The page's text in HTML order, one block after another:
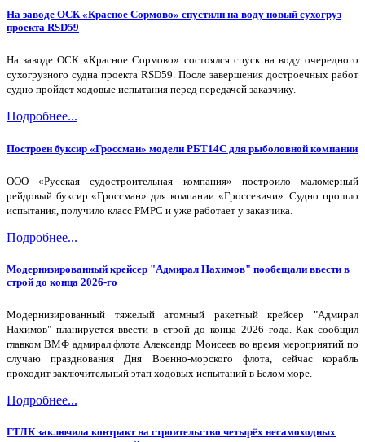
На заводе ОСК «Красное Сормово» спустили на воду новый сухогруз
проекта RSD59
На заводе ОСК «Красное Сормово» состоялся спуск на воду очередного
сухогрузного судна проекта RSD59. После завершения достроечных работ
судно пройдет ходовые испытания перед передачей заказчику.
Подробнее...
Построен буксир «Гроссман» модели РБТ14С для рыболовной компании
ООО «Русская судостроительная компания» построило маломерный
рейдовый буксир «Гроссман» для компании «Гроссевичи». Судно прошло
испытания, получило класс РМРС и уже работает у заказчика.
Подробнее...
Модернизированный крейсер "Адмирал Нахимов" пообещали ввести в
строй до конца 2026-го
Модернизированный тяжелый атомный ракетный крейсер "Адмирал
Нахимов" планируется ввести в строй до конца 2026 года. Как сообщил
главком ВМФ адмирал флота Александр Моисеев во время мероприятий по
случаю празднования Дня Военно-морского флота, сейчас корабль
проходит заключительный этап ходовых испытаний в Белом море.
Подробнее...
ГТЛК заключила контракт на строительство четырёх несамоходных